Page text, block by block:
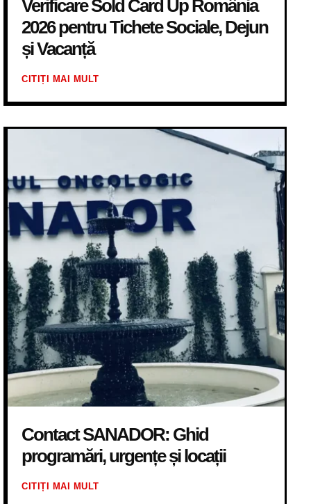
Verificare Sold Card Up România
2026 pentru Tichete Sociale, Dejun
și Vacanță
CITIȚI MAI MULT
Contact SANADOR: Ghid
programări, urgențe și locații
CITIȚI MAI MULT